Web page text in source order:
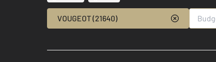
VOUGEOT (21640)